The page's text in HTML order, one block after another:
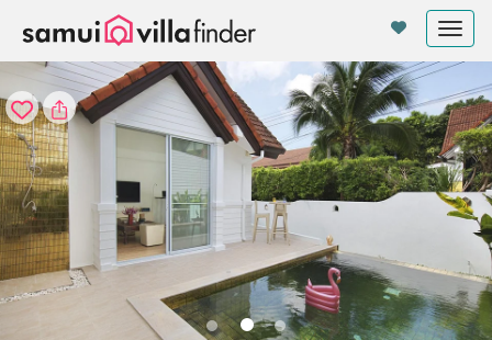
Панель управления cookies